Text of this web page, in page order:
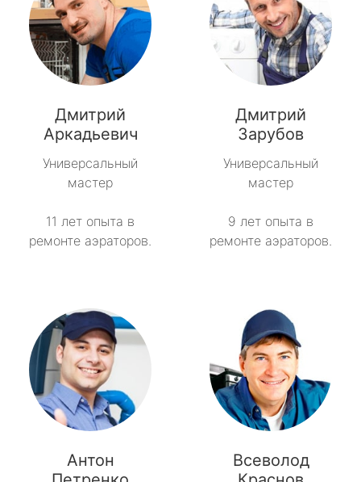
Дмитрий
Аркадьевич
Универсальный
мастер
11 лет опыта в
ремонте аэраторов.
Дмитрий
Зарубов
Универсальный
мастер
9 лет опыта в
ремонте аэраторов.
Антон
Всеволод